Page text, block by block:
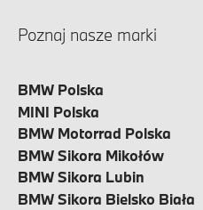
Poznaj nasze marki
BMW Polska
MINI Polska
BMW Motorrad Polska
BMW Sikora Mikołów
BMW Sikora Lubin
BMW Sikora Bielsko Biała